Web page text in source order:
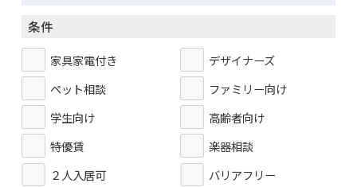
条件
家具家電付き
デザイナーズ
ペット相談
ファミリー向け
学生向け
高齢者向け
特優賃
楽器相談
２人入居可
バリアフリー